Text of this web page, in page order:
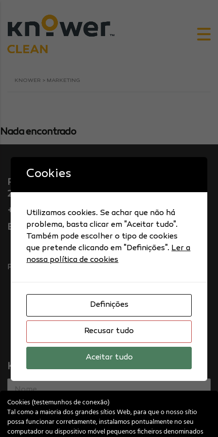
KNOWER > MARKETING
Nada encontrado
Rua do Proletariado, N.º 2 - A
2794-063 Carnaxide
+351 214 139 480
E. info@knower.pt
Política de RGPD
Knower™ News Subscribe
email
Cookies
Utilizamos cookies. Se achar que não há
problema, basta clicar em "Aceitar tudo".
Também pode escolher o tipo de cookies
que pretende clicando em "Definições".Ler a
nossa política de cookies
Definições
Recusar tudo
Aceitar tudo
Cookies (testemunhos de conexão)
Tal como a maioria dos grandes sítios Web, para que o nosso sítio
possa funcionar corretamente, instalamos pontualmente no seu
computador ou dispositivo móvel pequenos ficheiros denominados